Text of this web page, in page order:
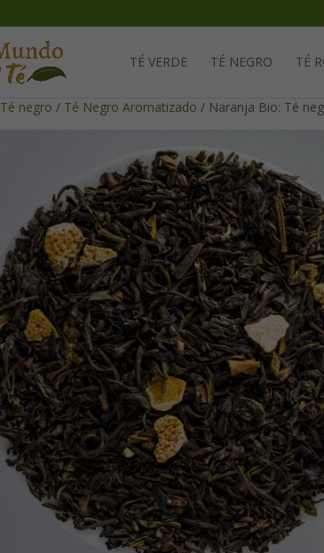
TÉ VERDE TÉ NEGRO TÉ
Té negro / Té Negro Aromatizado / Naranja Bio: Té